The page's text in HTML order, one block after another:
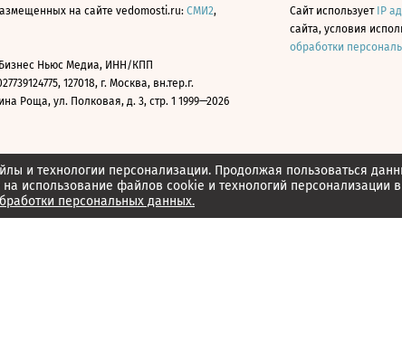
и технологии персонализации. Продолжая пользоваться
на использование файлов cookie и технологий персонализации в
персональных данных.
на сайте vedomosti.ru: СМИ2,
Ньюс Медиа, ИНН/КПП
127018, г. Москва, вн.тер.г.
Роща, ул. Полковая, д. 3, стр. 1 1999—2026
Сайт использует IP
сайта, условия
обработки